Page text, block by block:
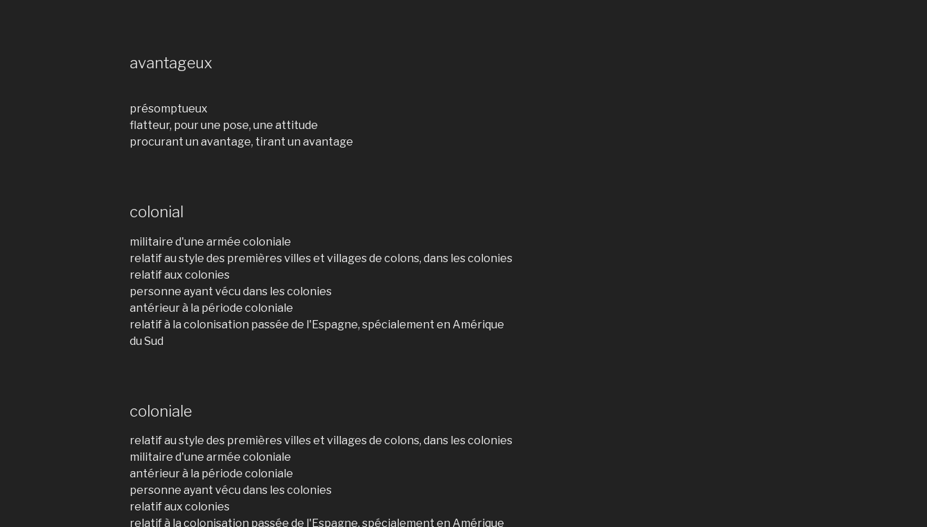
avantageux
présomptueux
flatteur, pour une pose, une attitude
procurant un avantage, tirant un avantage
colonial
militaire d'une armée coloniale
relatif au style des premières villes et villages de colons, dans les colonies
relatif aux colonies
personne ayant vécu dans les colonies
antérieur à la période coloniale
relatif à la colonisation passée de l'Espagne, spécialement en Amérique
du Sud
coloniale
relatif au style des premières villes et villages de colons, dans les colonies
militaire d'une armée coloniale
antérieur à la période coloniale
personne ayant vécu dans les colonies
relatif aux colonies
relatif à la colonisation passée de l'Espagne, spécialement en Amérique